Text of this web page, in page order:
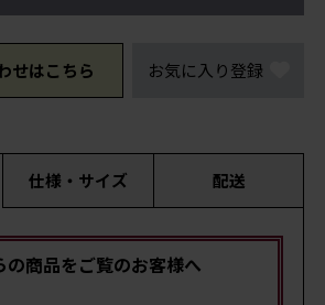
せはこちら お気に入り登録
仕様・サイズ 配送
の商品をご覧のお客様へ